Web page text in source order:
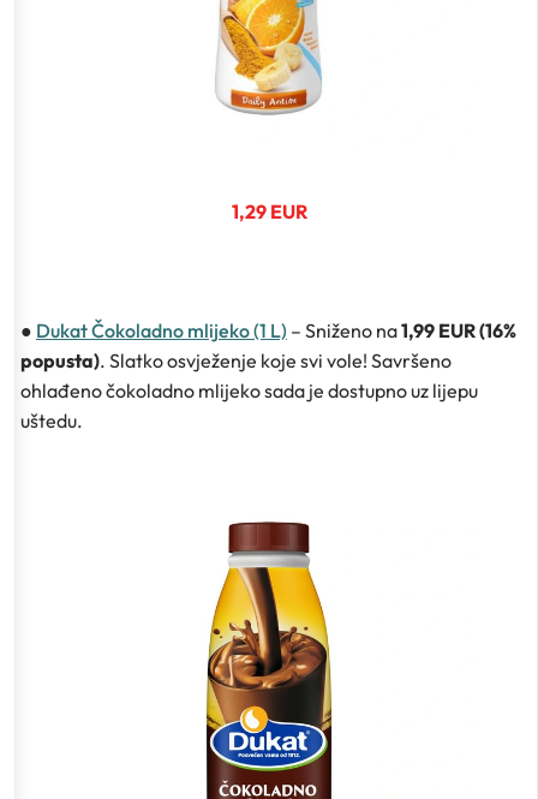
1,29 EUR
● Dukat Čokoladno mlijeko (1 L) – Sniženo na1,99 EUR (16%
popusta). Slatko osvježenje koje svi vole! Savršeno
ohlađeno čokoladno mlijeko sada je dostupno uz lijepu
uštedu.